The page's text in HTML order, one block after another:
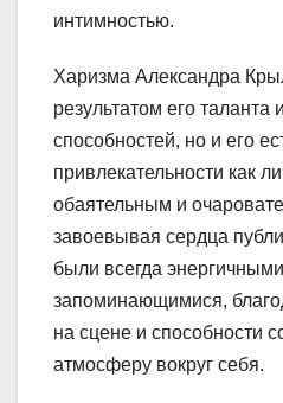
интимностью.
Харизма Александра
результатом его
способностей, но и его
привлекательности как
обаятельным и
завоевывая сердца
были всегда
запоминающимися,
на сцене и способности
атмосферу вокруг себя.